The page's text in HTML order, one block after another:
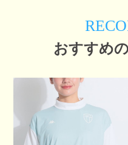
おすすめ